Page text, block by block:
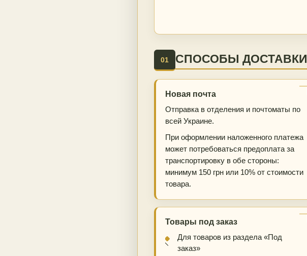
01 СПОСОБЫ ДОСТАВКИ
Новая почта
Отправка в отделения и почтоматы по
всей Украине.
При оформлении наложенного платежа
может потребоваться предоплата за
транспортировку в обе стороны:
минимум 150 грн или 10% от стоимости
товара.
Товары под заказ
Для товаров из раздела «Под
заказ»